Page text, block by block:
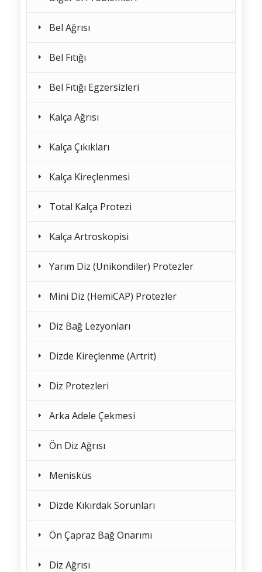
Bel Ağrısı
Bel Fıtığı
Bel Fıtığı Egzersizleri
Kalça Ağrısı
Kalça Çıkıkları
Kalça Kireçlenmesi
Total Kalça Protezi
Kalça Artroskopisi
Yarım Diz (Unikondiler) Protezler
Mini Diz (HemiCAP) Protezler
Diz Bağ Lezyonları
Dizde Kireçlenme (Artrit)
Diz Protezleri
Arka Adele Çekmesi
Ön Diz Ağrısı
Menisküs
Dizde Kıkırdak Sorunları
Ön Çapraz Bağ Onarımı
Diz Ağrısı